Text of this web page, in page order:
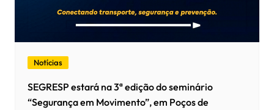
Notícias
SEGRESP estará na 3ª edição do seminário
“Segurança em Movimento”, em Poços de